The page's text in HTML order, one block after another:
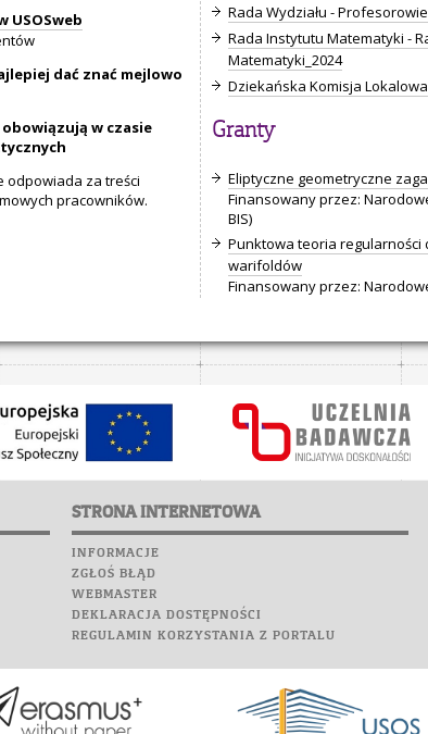
USOSweb
dać znać mejlowo
w czasie
odpowiada za treści
pracowników.
Rada Wydziału -
Rada Instytutu Matematyki -
Matematyki_2024
Dziekańska Komisja Lokalowa
Granty
Eliptyczne geometryczne
Finansowany przez:
BIS)
Punktowa teoria regularności
warifoldów
Finansowany przez:
STRONA INTERNETOWA
INFORMACJE
ZGŁOŚ BŁĄD
WEBMASTER
DEKLARACJA DOSTĘPNOŚCI
REGULAMIN KORZYSTANIA Z PORTALU